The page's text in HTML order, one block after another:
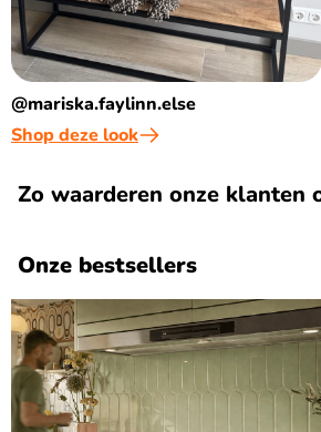
@mariska.faylinn.else
Shop deze look
Zo waarderen onze klanten
Onze bestsellers